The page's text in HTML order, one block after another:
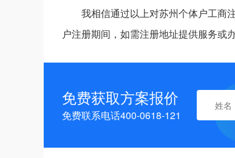
我相信通过以上对苏州个体户工商
户注册期间，如需注册地址提供服务或
免费获取方案报价
免费联系电话400-0618-121